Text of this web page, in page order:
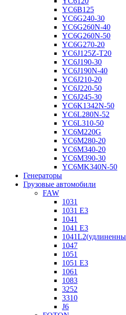
YC6B125
YC6G240-30
YC6G260N-40
YC6G260N-50
YC6G270-20
YC6J125Z-T20
YC6J190-30
YC6J190N-40
YC6J210-20
YC6J220-50
YC6J245-30
YC6K1342N-50
YC6L280N-52
YC6L310-50
YC6M220G
YC6M280-20
YC6M340-20
YC6M390-30
YC6MK340N-50
Генераторы
Грузовые автомобили
FAW
1031
1031 E3
1041
1041 E3
1047
1051
1051 E3
1061
1083
3252
3310
J6